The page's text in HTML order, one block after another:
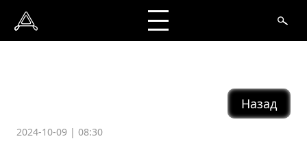
Назад
2024-10-09 | 08:30